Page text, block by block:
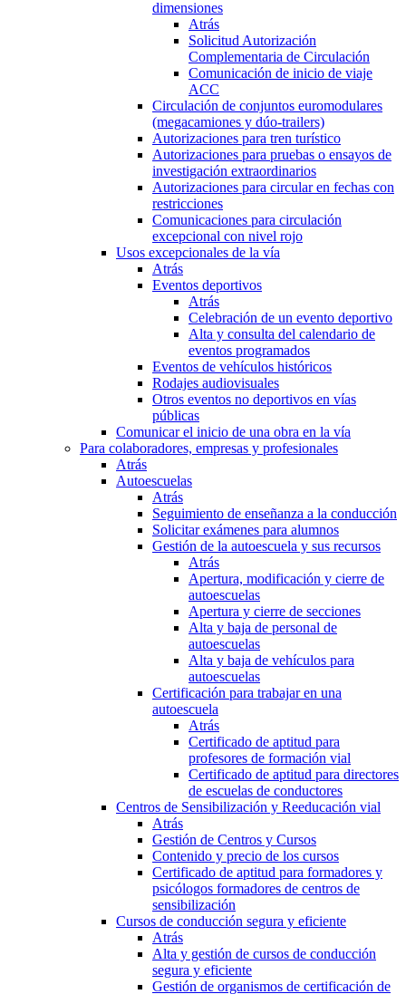
dimensiones
Atrás
Solicitud Autorización
Complementaria de Circulación
Comunicación de inicio de viaje
ACC
Circulación de conjuntos euromodulares
(megacamiones y dúo-trailers)
Autorizaciones para tren turístico
Autorizaciones para pruebas o ensayos de
investigación extraordinarios
Autorizaciones para circular en fechas con
restricciones
Comunicaciones para circulación
excepcional con nivel rojo
Usos excepcionales de la vía
Atrás
Eventos deportivos
Atrás
Celebración de un evento deportivo
Alta y consulta del calendario de
eventos programados
Eventos de vehículos históricos
Rodajes audiovisuales
Otros eventos no deportivos en vías
públicas
Comunicar el inicio de una obra en la vía
Para colaboradores, empresas y profesionales
Atrás
Autoescuelas
Atrás
Seguimiento de enseñanza a la conducción
Solicitar exámenes para alumnos
Gestión de la autoescuela y sus recursos
Atrás
Apertura, modificación y cierre de
autoescuelas
Apertura y cierre de secciones
Alta y baja de personal de
autoescuelas
Alta y baja de vehículos para
autoescuelas
Certificación para trabajar en una
autoescuela
Atrás
Certificado de aptitud para
profesores de formación vial
Certificado de aptitud para directores
de escuelas de conductores
Centros de Sensibilización y Reeducación vial
Atrás
Gestión de Centros y Cursos
Contenido y precio de los cursos
Certificado de aptitud para formadores y
psicólogos formadores de centros de
sensibilización
Cursos de conducción segura y eficiente
Atrás
Alta y gestión de cursos de conducción
segura y eficiente
Gestión de organismos de certificación de